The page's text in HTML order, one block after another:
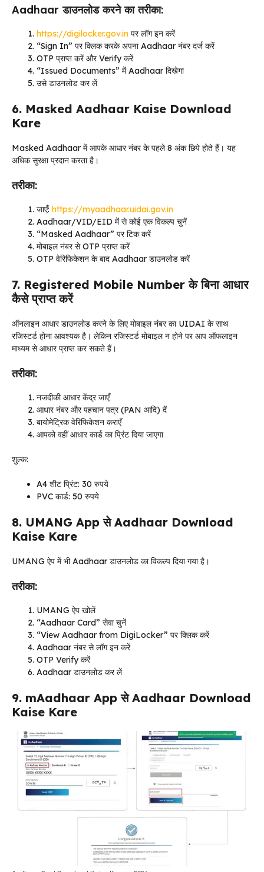
Aadhaar डाउनलोड करने का तरीका:
https://digilocker.gov.in पर लॉग इन करें
“Sign In” पर क्लिक करके अपना Aadhaar नंबर दर्ज करें
OTP प्राप्त करें और Verify करें
“Issued Documents” में Aadhaar दिखेगा
उसे डाउनलोड कर लें
6. Masked Aadhaar Kaise Download
Kare
Masked Aadhaar में आपके आधार नंबर के पहले 8 अंक छिपे होते हैं। यह
अधिक सुरक्षा प्रदान करता है।
तरीका:
जाएँ: https://myaadhaar.uidai.gov.in
Aadhaar/VID/EID में से कोई एक विकल्प चुनें
“Masked Aadhaar” पर टिक करें
मोबाइल नंबर से OTP प्राप्त करें
OTP वेरिफिकेशन के बाद Aadhaar डाउनलोड करें
7. Registered Mobile Number के बिना आधार
कैसे प्राप्त करें
ऑनलाइन आधार डाउनलोड करने के लिए मोबाइल नंबर का UIDAI के साथ
रजिस्टर्ड होना आवश्यक है। लेकिन रजिस्टर्ड मोबाइल न होने पर आप ऑफलाइन
माध्यम से आधार प्राप्त कर सकते हैं।
तरीका:
नजदीकी आधार केंद्र जाएँ
आधार नंबर और पहचान पत्र (PAN आदि) दें
बायोमेट्रिक वेरिफिकेशन कराएँ
आपको वहीं आधार कार्ड का प्रिंट दिया जाएगा
शुल्क:
A4 शीट प्रिंट: 30 रुपये
PVC कार्ड: 50 रुपये
8. UMANG App से Aadhaar Download
Kaise Kare
UMANG ऐप में भी Aadhaar डाउनलोड का विकल्प दिया गया है।
तरीका:
UMANG ऐप खोलें
“Aadhaar Card” सेवा चुनें
“View Aadhaar from DigiLocker” पर क्लिक करें
Aadhaar नंबर से लॉग इन करें
OTP Verify करें
Aadhaar डाउनलोड कर लें
9. mAadhaar App से Aadhaar Download
Kaise Kare